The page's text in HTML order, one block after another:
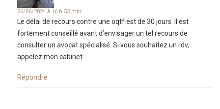
26/06/2024 à 16 h 53 min
Le délai de recours contre une oqtf est de 30 jours. Il est
fortement conseillé avant d’envisager un tel recours de
consulter un avocat spécialisé. Si vous souhaitez un rdv,
appelez mon cabinet.
Répondre